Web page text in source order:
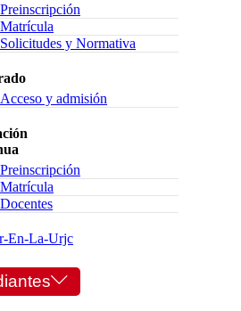
Preinscripción
Matrícula
Solicitudes y Normativa
Acceso y admisión
Preinscripción
Matrícula
Docentes
En-La-Urjc